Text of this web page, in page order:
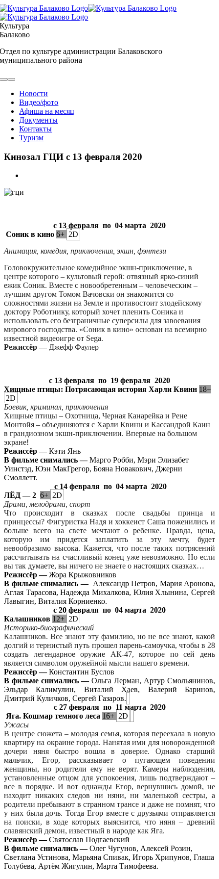
Skip
to
content
Культура
Балаково
Отдел по культуре администрации Балаковского
муниципального района
Toggle
NavigationНовости
Видео/фото
Афиша на месяц
Документы
Контакты
Туризм
Кинозал ГЦИ с 13 февраля 2020
Image
с 13 февраля по 04 марта 2020
Соник в кино 6+ 2D
Анимация, комедия, приключения, экшн, фэнтези
Головокружительное комедийное экшн-приключение, в
центре которого – культовый герой: отвязный ярко-синий
ежик Соник. Вместе с новообретенным – человеческим –
лучшим другом Томом Вачовски он знакомится со
сложностями жизни на Земле и противостоит злодейскому
доктору Роботнику, который хочет пленить Соника и
использовать его безграничные суперсилы для завоевания
мирового господства. «Соник в кино» основан на всемирно
известной видеоигре от Sega.
Режиссёр —Джефф Фаулер
с 13 февраля по 19 февраля 2020
Хищные птицы: Потрясающая история Харли Квинн 18+
2D
Боевик, криминал, приключения
Хищные птицы – Охотница, Черная Канарейка и Рене
Монтойя – объединяются с Харли Квинн и Кассандрой Каин
в грандиозном экшн-приключении. Впервые на большом
экране!
Режиссёр —Кэти Янь
В фильме снимались —Марго Робби, Мэри Элизабет
Уинстэд, Юэн МакГрегор, Бояна Новакович, Джерни
Смоллетт.
с 14 февраля по 04 марта 2020
ЛЁД — 2 6+ 2D
Драма, мелодрама, спорт
Что происходит в сказках после свадьбы принца и
принцессы? Фигуристка Надя и хоккеист Саша поженились и
больше всего на свете мечтают о ребенке. Правда, цена,
которую им придется заплатить за эту мечту, будет
невообразимо высока. Кажется, что после таких потрясений
рассчитывать на счастливый конец уже невозможно. Но если
вы так думаете, вы ничего не знаете о настоящих сказках…
Режиссёр —Жора Крыжовников
В фильме снимались — Александр Петров, Мария Аронова,
Аглая Тарасова, Надежда Михалкова, Юлия Хлынина, Сергей
Лавыгин, Виталия Корниенко.
с 20 февраля по 04 марта 2020
Калашников 12+ 2D
Историко-биографический
Калашников. Все знают эту фамилию, но не все знают, какой
долгий и тернистый путь прошел парень-самоучка, чтобы в 28
создать легендарное оружие АК-47, которое по сей день
является символом оружейной мысли нашего времени.
Режиссёр —Константин Буслов
В фильме снимались — Ольга Лерман, Артур Смольянинов,
Эльдар Калимулин, Виталий Хаев, Валерий Баринов,
Дмитрий Куличков, Сергей Газаров.
с 27 февраля по 11 марта 2020
Яга. Кошмар темного леса 16+ 2D
Ужасы
В центре сюжета – молодая семья, которая переехала в новую
квартиру на окраине города. Нанятая ими для новорожденной
дочери няня быстро вошла в доверие. Однако старший
мальчик, Егор, рассказывает о пугающем поведении
женщины, но родители ему не верят. Камеры наблюдения,
установленные отцом для успокоения, лишь подтверждают –
все в порядке. И вот однажды Егор, вернувшись домой, не
находит никаких следов ни няни, ни маленькой сестры, а
родители пребывают в странном трансе и даже не помнят, что
у них была дочь. Тогда Егор вместе с друзьями отправляется
на поиски, в ходе которых выяснится, что няня – древний
славянский демон, известный в народе как Яга.
Режиссёр —Святослав Подгаевский
В фильме снимались —Олег Чугунов, Алексей Розин,
Светлана Устинова, Марьяна Спивак, Игорь Хрипунов, Глаша
Голубева, Артём Жигулин, Марта Тимофеева.